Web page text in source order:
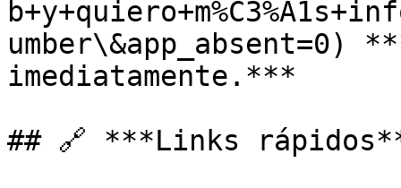
umber\&app_absent=0)
imediatamente.***
## 🔗 ***Links